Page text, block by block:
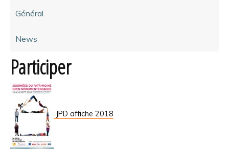
Général
News
Participer
JPD affiche 2018